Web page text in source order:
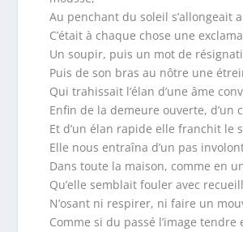
Au penchant du soleil s’allongeait
C’était à chaque chose une
Un soupir, puis un mot de
Puis de son bras au nôtre une
Qui trahissait l’élan d’une âme
Enfin de la demeure ouverte, d’un
Et d’un élan rapide elle franchit le
Elle nous entraîna d’un pas
Dans toute la maison, comme en
Qu’elle semblait fouler avec
N’osant ni respirer, ni faire un
Comme si du passé l’image tendre